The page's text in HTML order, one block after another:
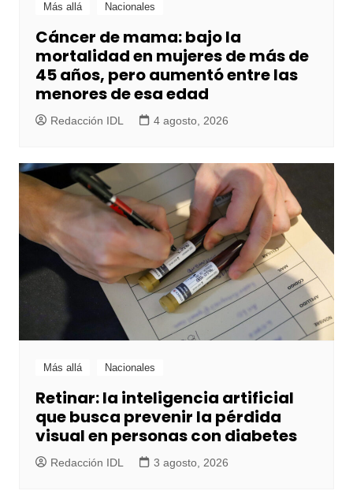
Más allá Nacionales
Cáncer de mama: bajo la
mortalidad en mujeres de más de
45 años, pero aumentó entre las
menores de esa edad
Redacción IDL 4 agosto, 2026
Más allá Nacionales
Retinar: la inteligencia artificial
que busca prevenir la pérdida
visual en personas con diabetes
Redacción IDL 3 agosto, 2026